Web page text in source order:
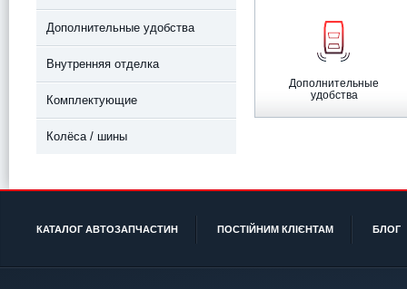
Дополнительные удобства
Внутренняя отделка
Комплектующие
Колёса / шины
Дополнительные
удобства
КАТАЛОГ АВТОЗАПЧАСТИН ПОСТІЙНИМ КЛІЄНТАМ БЛОГ